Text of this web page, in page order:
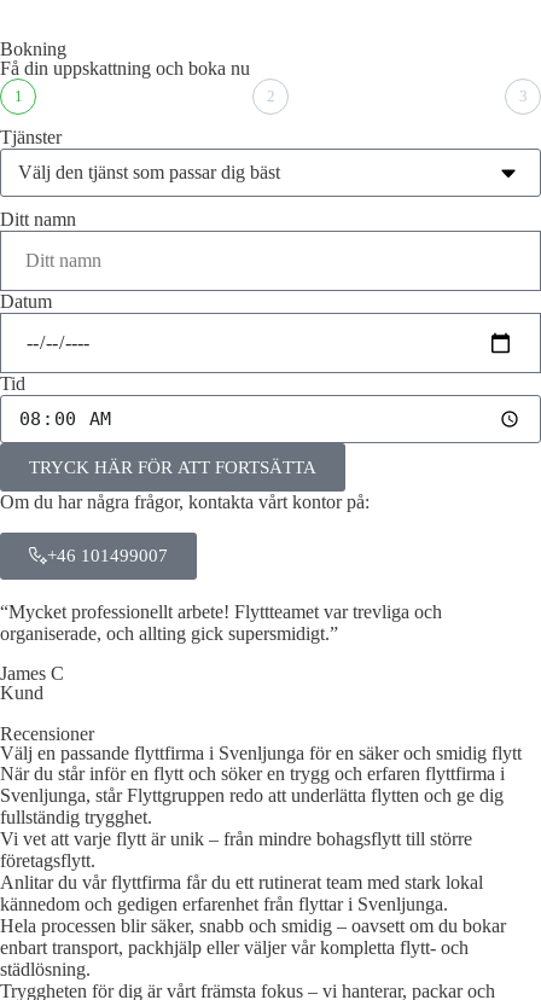
Bokning
Få din uppskattning och boka nu
1 2 3
Tjänster
Ditt namn
Datum
Tid
TRYCK HÄR FÖR ATT FORTSÄTTA
Om du har några frågor, kontakta vårt kontor på:
+46 101499007
“Mycket professionellt arbete! Flyttteamet var trevliga och
organiserade, och allting gick supersmidigt.”
James C
Kund
Recensioner
Välj en passande flyttfirma i Svenljunga för en säker och smidig flytt
När du står inför en flytt och söker en trygg och erfaren flyttfirma i
Svenljunga, står Flyttgruppen redo att underlätta flytten och ge dig
fullständig trygghet.
Vi vet att varje flytt är unik – från mindre bohagsflytt till större
företagsflytt.
Anlitar du vår flyttfirma får du ett rutinerat team med stark lokal
kännedom och gedigen erfarenhet från flyttar i Svenljunga.
Hela processen blir säker, snabb och smidig – oavsett om du bokar
enbart transport, packhjälp eller väljer vår kompletta flytt- och
städlösning.
Tryggheten för dig är vårt främsta fokus – vi hanterar, packar och